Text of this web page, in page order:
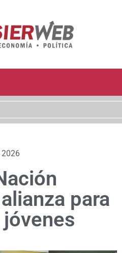
2026
para